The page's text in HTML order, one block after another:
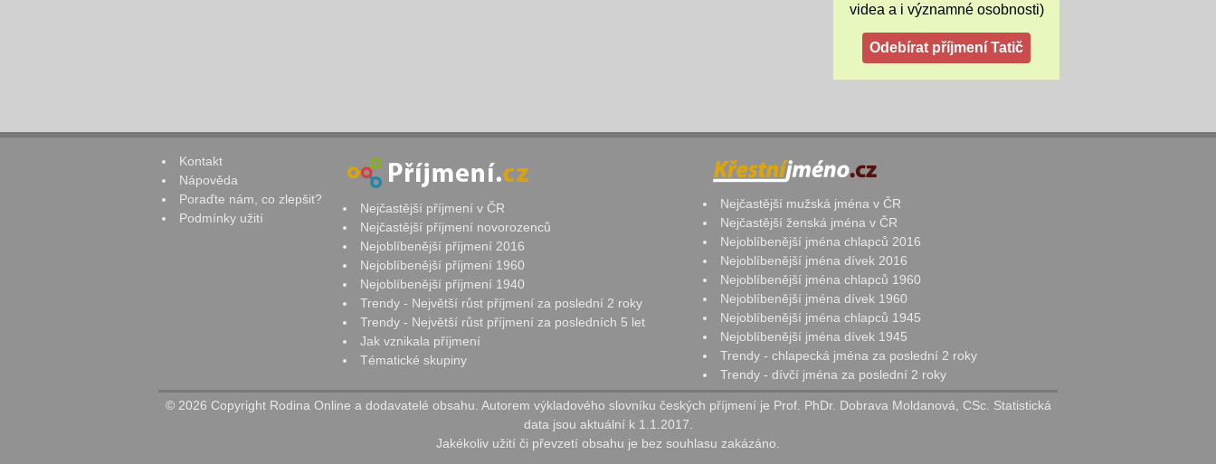
videa a i významné osobnosti)
Kontakt
Nápověda
Poraďte nám, co zlepšit?
Podmínky užití
Nejčastější příjmení v ČR
Nejčastější příjmení novorozenců
Nejoblíbenější příjmení 2016
Nejoblíbenější příjmení 1960
Nejoblíbenější příjmení 1940
Trendy - Největší růst příjmení za poslední 2 roky
Trendy - Největší růst příjmení za posledních 5 let
Jak vznikala příjmení
Tématické skupiny
Nejčastější mužská jména v ČR
Nejčastější ženská jména v ČR
Nejoblíbenější jména chlapců 2016
Nejoblíbenější jména dívek 2016
Nejoblíbenější jména chlapců 1960
Nejoblíbenější jména dívek 1960
Nejoblíbenější jména chlapců 1945
Nejoblíbenější jména dívek 1945
Trendy - chlapecká jména za poslední 2 roky
Trendy - dívčí jména za poslední 2 roky
© 2026 Copyright Rodina Online a dodavatelé obsahu. Autorem výkladového slovníku českých příjmení je Prof. PhDr. Dobrava Moldanová, CSc. Statistická
data jsou aktuální k 1.1.2017.
Jakékoliv užití či převzetí obsahu je bez souhlasu zakázáno.